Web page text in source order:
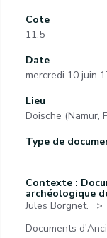
Cote
11.5
Date
mercredi 10 juin
Lieu
Doische (Namur,
Type de
Contexte :
archéologique
Jules Borgnet.
Documents